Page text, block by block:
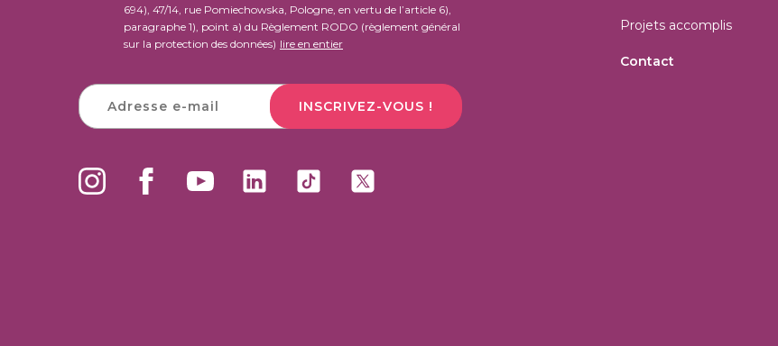
694), 47/14, rue Pomiechowska, Pologne, en vertu de l’article 6),
paragraphe 1), point a) du Règlement RODO (règlement général
sur la protection des données) lire en entier
INSCRIVEZ-VOUS !
Projets accomplis
Contact